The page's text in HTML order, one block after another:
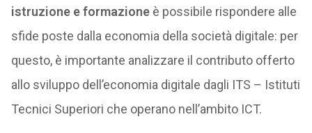
istruzione e formazioneè possibile rispondere alle
sfide poste dalla economia della società digitale: per
questo, è importante analizzare il contributo offerto
allo sviluppo dell’economia digitale dagli ITS – Istituti
Tecnici Superiori che operano nell’ambito ICT.